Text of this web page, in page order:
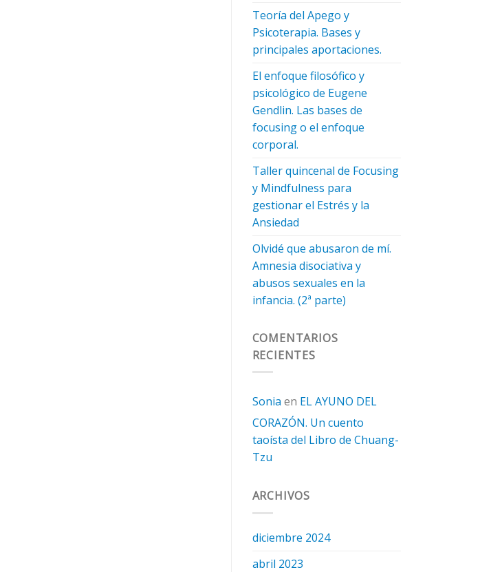
Teoría del Apego y
Psicoterapia. Bases y
principales aportaciones.
El enfoque filosófico y
psicológico de Eugene
Gendlin. Las bases de
focusing o el enfoque
corporal.
Taller quincenal de Focusing
y Mindfulness para
gestionar el Estrés y la
Ansiedad
Olvidé que abusaron de mí.
Amnesia disociativa y
abusos sexuales en la
infancia. (2ª parte)
COMENTARIOS
RECIENTES
Sonia en EL AYUNO DEL
CORAZÓN. Un cuento
taoísta del Libro de Chuang-
Tzu
ARCHIVOS
diciembre 2024
abril 2023